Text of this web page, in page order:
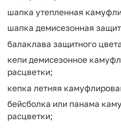
шапка утепленная
шапка демисезонная
балаклава защитного
кепи демисезонное
расцветки;
кепка летняя
бейсболка или панама
расцветки;